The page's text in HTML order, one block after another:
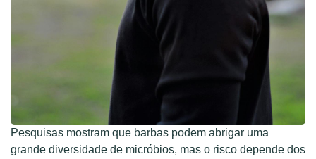
Pesquisas mostram que barbas podem abrigar uma
grande diversidade de micróbios, mas o risco depende dos